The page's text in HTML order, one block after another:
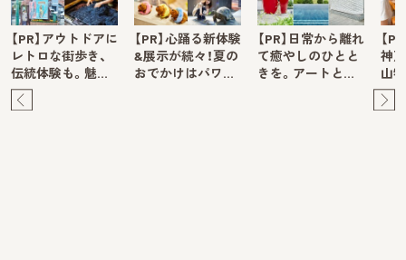
【PR】アウトドアに
レトロな街歩き、
伝統体験も。魅…
【PR】心踊る新体験
&展示が続々！夏の
おでかけはパワ…
【PR】日常から離れ
て癒やしのひとと
きを。アートと…
【
神
山